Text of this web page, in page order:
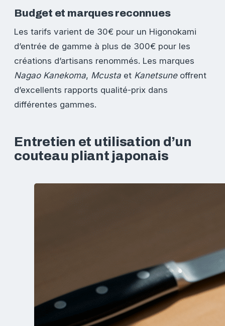
Budget et marques reconnues
Les tarifs varient de 30€ pour un Higonokami
d’entrée de gamme à plus de 300€ pour les
créations d’artisans renommés. Les marques
Nagao Kanekoma, Mcusta et Kanetsuneoffrent
d’excellents rapports qualité-prix dans
différentes gammes.
Entretien et utilisation d’un
couteau pliant japonais